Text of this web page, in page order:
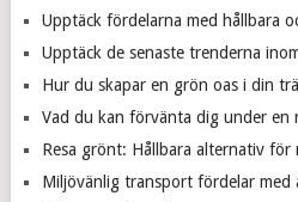
Upptäck fördelarna med hållbara
Upptäck de senaste trenderna
Hur du skapar en grön oas i din
Vad du kan förvänta dig under en
Resa grönt: Hållbara alternativ för
Miljövänlig transport fördelar med